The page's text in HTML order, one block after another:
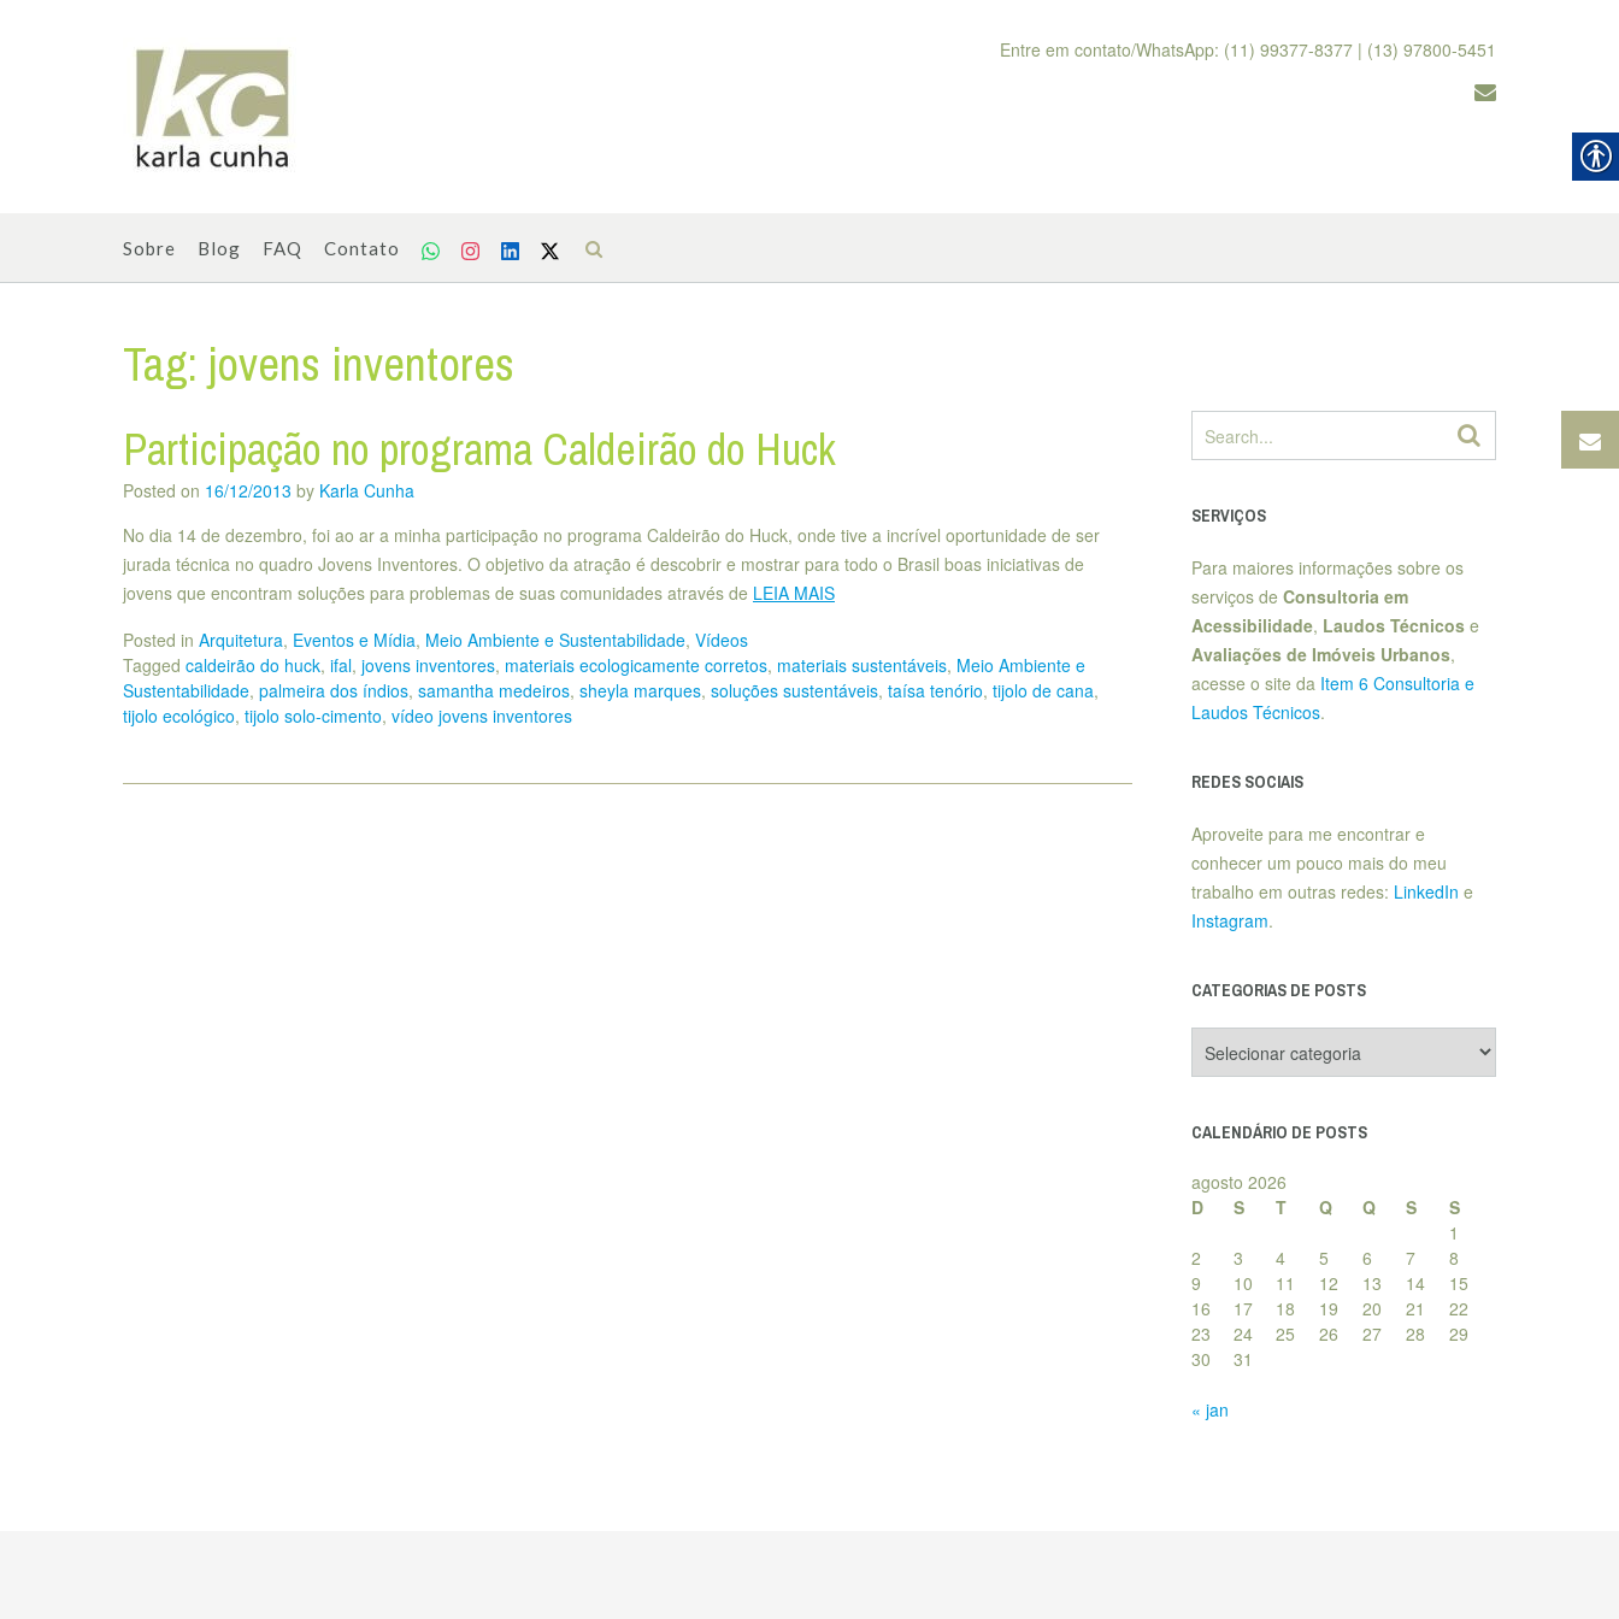
Entre em contato/WhatsApp: (11) 99377-8377 | (13) 97800-5451
Sobre Blog FAQ Contato
Tag: jovens inventores
Participação no programa Caldeirão do Huck
Posted on 16/12/2013 by Karla Cunha
No dia 14 de dezembro, foi ao ar a minha participação no programa Caldeirão do Huck, onde tive a incrível oportunidade de ser
jurada técnica no quadro Jovens Inventores. O objetivo da atração é descobrir e mostrar para todo o Brasil boas iniciativas de
jovens que encontram soluções para problemas de suas comunidades através de LEIA MAIS
Posted in Arquitetura, Eventos e Mídia, Meio Ambiente e Sustentabilidade, Vídeos
Tagged caldeirão do huck, ifal, jovens inventores, materiais ecologicamente corretos, materiais sustentáveis, Meio Ambiente e
Sustentabilidade, palmeira dos índios, samantha medeiros, sheyla marques, soluções sustentáveis, taísa tenório, tijolo de cana,
tijolo ecológico, tijolo solo-cimento, vídeo jovens inventores
SERVIÇOS
Para maiores informações sobre os
serviços de Consultoria em
Acessibilidade, Laudos Técnicose
Avaliações de Imóveis Urbanos,
acesse o site da Item 6 Consultoria e
Laudos Técnicos.
REDES SOCIAIS
Aproveite para me encontrar e
conhecer um pouco mais do meu
trabalho em outras redes: LinkedIn e
Instagram.
CATEGORIAS DE POSTS
de
CALENDÁRIO DE POSTS
agosto 2026
D
S T Q Q S
S
1
2
3 4 5 6 7
8
9
10 11 12 13 14
15
16
17 18 19 20 21
22
23
24 25 26 27 28
29
30
31
« jan